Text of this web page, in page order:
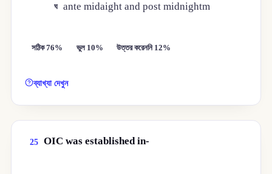
ঘ ante midaight and post midnightm
সঠিক 76% ভুল 10% উত্তর করেননি 12%
ব্যাখ্যা দেখুন
25 OIC was established in-